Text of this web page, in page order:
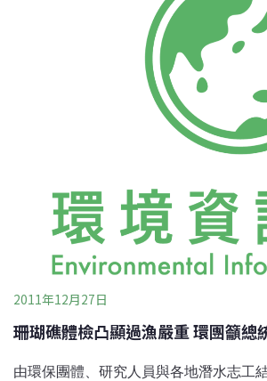
秘書長陳瑞賓表示，台灣珊瑚礁總體檢
2009年開始舉辦以來，至今（2012）
2011年12月27日
珊瑚礁體檢凸顯過漁嚴重 環團籲總
由環保團體、研究人員與各地潛水志工